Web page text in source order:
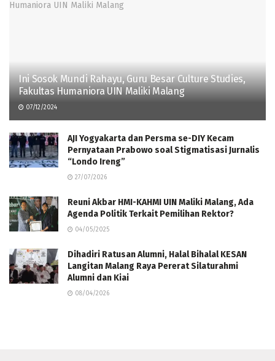
Ini Sosok Mundi Rahayu, Guru Besar Culture Studies,
Fakultas Humaniora UIN Maliki Malang
07/12/2024
AJI Yogyakarta dan Persma se-DIY Kecam
Pernyataan Prabowo soal Stigmatisasi Jurnalis
“Londo Ireng”
27/07/2026
Reuni Akbar HMI-KAHMI UIN Maliki Malang, Ada
Agenda Politik Terkait Pemilihan Rektor?
04/05/2025
Dihadiri Ratusan Alumni, Halal Bihalal KESAN
Langitan Malang Raya Pererat Silaturahmi
Alumni dan Kiai
08/04/2026